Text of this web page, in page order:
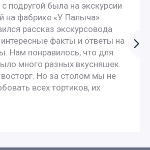
вечерней Москве на автобусе
экскурсии по Москве на автобусе
для дошкольников
первоклассников в Москве
подругой была на экскурсии
на фабрике «У Палыча».
рассказ экскурсовода
факты и ответы на
Нам понравилось, что для
много разных вкусняшек.
Но за столом мы не
всех тортиков, их